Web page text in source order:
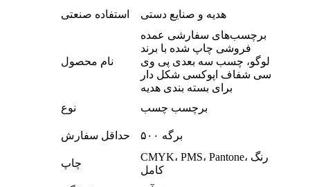
استفاده صنعتی هدیه و صنایع دستی
نام محصول
برچسب‌های سفارشی عمده
فروشی چاپ شده با برند
لوگو، چسب سه بعدی پی وی
سی شفاف اپوکسی شکل دار
برای بسته بندی هدیه
نوع
برچسب چسب
حداقل سفارش ۵۰۰ برگه
چاپ
CMYK، PMS، Pantone، رنگ
کامل